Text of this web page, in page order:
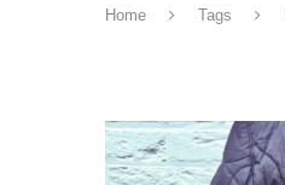
Home Tags